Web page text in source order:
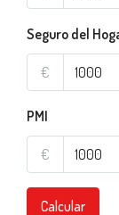
Seguro del
€
PMI
€
Calcular